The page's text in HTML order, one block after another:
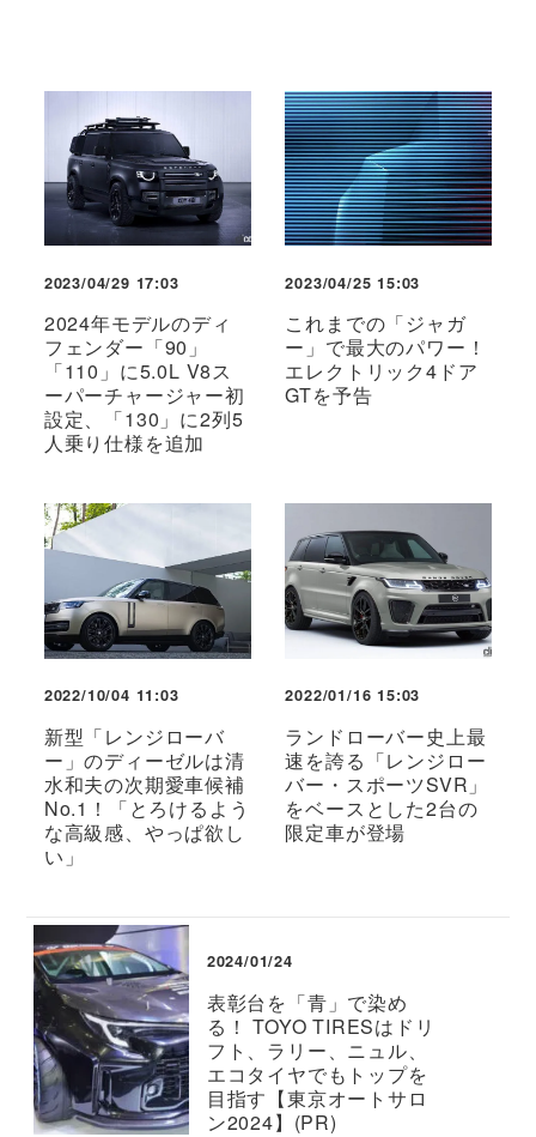
2023/04/29 17:03
2024年モデルのディ
フェンダー「90」
「110」に5.0L V8ス
ーパーチャージャー初
設定、「130」に2列5
人乗り仕様を追加
2023/04/25 15:03
これまでの「ジャガ
ー」で最大のパワー！
エレクトリック4ドア
GTを予告
2022/10/04 11:03
新型「レンジローバ
ー」のディーゼルは清
水和夫の次期愛車候補
No.1！「とろけるよう
な高級感、やっぱ欲し
い」
2022/01/16 15:03
ランドローバー史上最
速を誇る「レンジロー
バー・スポーツSVR」
をベースとした2台の
限定車が登場
2024/01/24
表彰台を「青」で染め
る！ TOYO TIRESはドリ
フト、ラリー、ニュル、
エコタイヤでもトップを
目指す【東京オートサロ
ン2024】(PR)